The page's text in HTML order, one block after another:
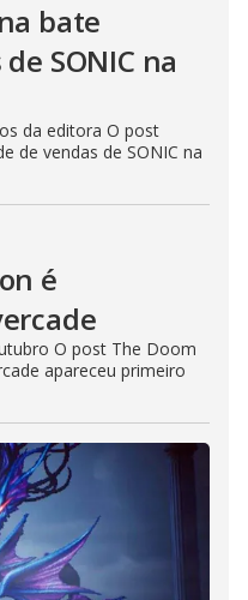
bate
SONIC na
da editora O post
de vendas de SONIC na
é
O post The Doom
apareceu primeiro